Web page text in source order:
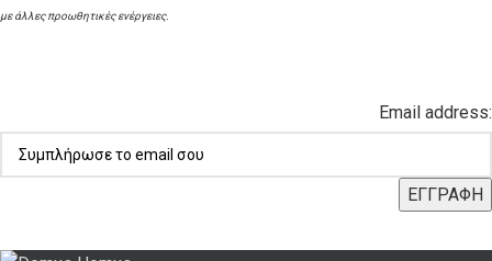
με άλλες προωθητικές ενέργειες.
Email address: